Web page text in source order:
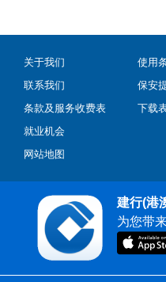
关于我们
联系我们
条款及服务收费表
就业机会
网站地图
使用
保安
下载
建行(港
为您带